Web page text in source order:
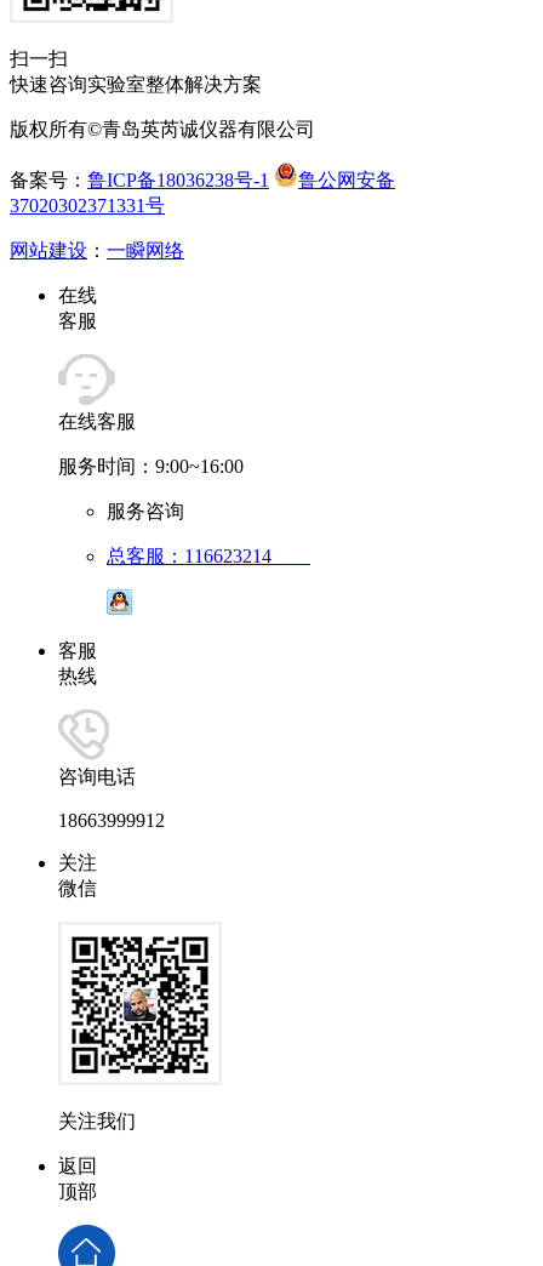
扫一扫
快速咨询实验室整体解决方案
版权所有©青岛英芮诚仪器有限公司
备案号： 鲁ICP备18036238号-1
鲁公网安备
37020302371331号
网站建设 ： 一瞬网络
在线
客服
在线客服
服务时间：9:00~16:00
服务咨询
总客服：116623214
客服
热线
咨询电话
18663999912
关注
微信
关注我们
返回
顶部